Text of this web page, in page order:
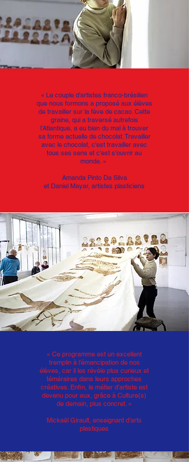
« Le couple d’artistes franco-brésilien
que nous formons a proposé aux élèves
de travailler sur la fève de cacao. Cette
graine, qui a traversé autrefois
l’Atlantique, a eu bien du mal à trouver
sa forme actuelle de chocolat. Travailler
avec le chocolat, c’est travailler avec
tous ses sens et c’est s’ouvrir au
monde. »
Amanda Pinto Da Silva
et Daniel Mayar, artistes plasticiens
« Ce programme est un excellent
tremplin à l’émancipation de nos
élèves, car il les révèle plus curieux et
téméraires dans leurs approches
créatives. Enfin, le métier d’artiste est
devenu pour eux, grâce à Culture(s)
de demain, plus concret. »
Mickaël Girault, enseignant d’arts
plastiques